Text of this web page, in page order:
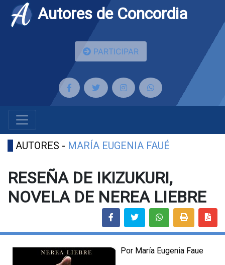
Autores de Concordia
PARTICIPAR
AUTORES - MARÍA EUGENIA FAUÉ
RESEÑA DE IKIZUKURI,
NOVELA DE NEREA LIEBRE
Por María Eugenia Faue